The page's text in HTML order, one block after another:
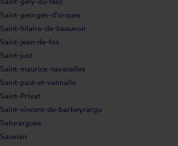
Saint-georges-d'orques
Saint-hilaire-de-beauvoir
Saint-jean-de-fos
Saint-just
Saint-maurice-navacelles
Saint-paul-et-valmalle
Saint-Privat
Saint-vincent-de-barbeyrargu
Saturargues
Sauvian